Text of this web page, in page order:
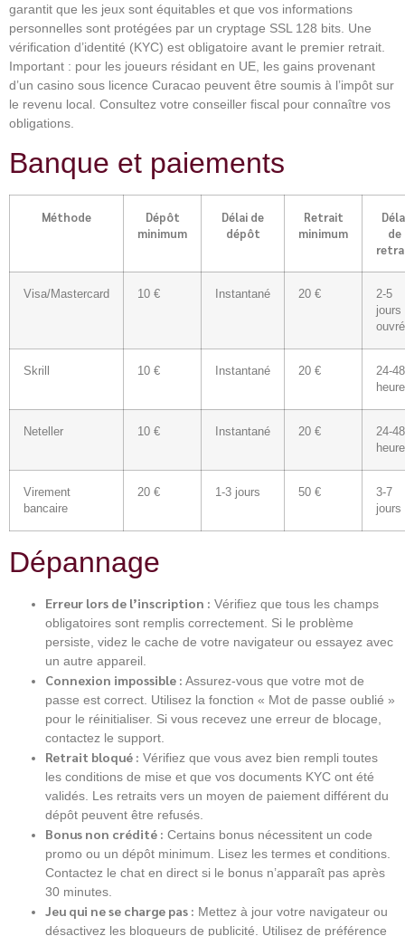
garantit que les jeux sont équitables et que vos informations
personnelles sont protégées par un cryptage SSL 128 bits. Une
vérification d’identité (KYC) est obligatoire avant le premier retrait.
Important : pour les joueurs résidant en UE, les gains provenant
d’un casino sous licence Curacao peuvent être soumis à l’impôt sur
le revenu local. Consultez votre conseiller fiscal pour connaître vos
obligations.
Banque et paiements
Méthode
Dépôt
minimum
Délai de
dépôt
Retrait
minimum
de
Visa/Mastercard 10 € Instantané 20 €
2-5
jours
Skrill 10 € Instantané 20 €
24-48
Neteller 10 € Instantané 20 €
24-48
Virement
bancaire
20 € 1-3 jours 50 €
3-7
jours
Dépannage
Erreur lors de l’inscription : Vérifiez que tous les champs
obligatoires sont remplis correctement. Si le problème
persiste, videz le cache de votre navigateur ou essayez avec
un autre appareil.
Connexion impossible : Assurez-vous que votre mot de
passe est correct. Utilisez la fonction « Mot de passe oublié »
pour le réinitialiser. Si vous recevez une erreur de blocage,
contactez le support.
Retrait bloqué : Vérifiez que vous avez bien rempli toutes
les conditions de mise et que vos documents KYC ont été
validés. Les retraits vers un moyen de paiement différent du
dépôt peuvent être refusés.
Bonus non crédité : Certains bonus nécessitent un code
promo ou un dépôt minimum. Lisez les termes et conditions.
Contactez le chat en direct si le bonus n’apparaît pas après
30 minutes.
Jeu qui ne se charge pas : Mettez à jour votre navigateur ou
désactivez les bloqueurs de publicité. Utilisez de préférence